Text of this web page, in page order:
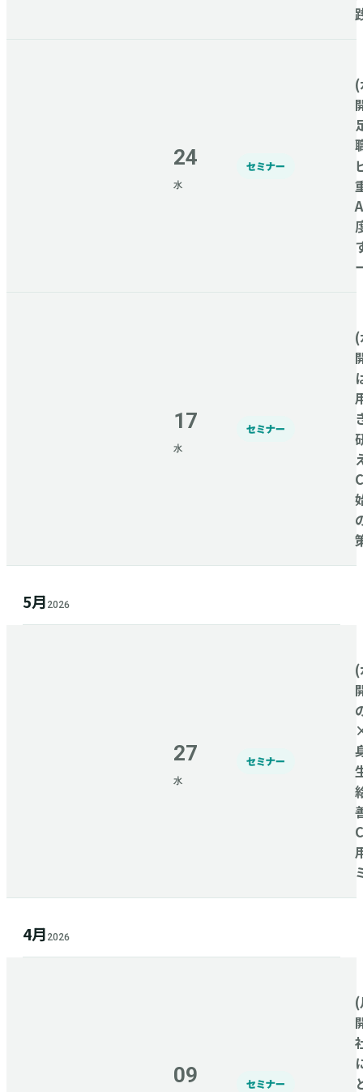
24
水
セミナー
17
水
セミナー
5月 2026
27
水
セミナー
4月 2026
09 セミナー